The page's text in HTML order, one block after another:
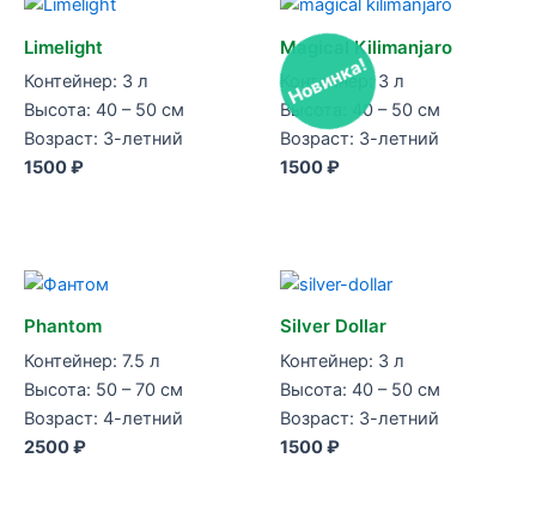
Limelight
Контейнер: 3 л
Высота: 40 – 50 см
Возраст: 3-летний
1500 ₽
Новинка!
Magical Kilimanjaro
Контейнер: 3 л
Высота: 40 – 50 см
Возраст: 3-летний
1500 ₽
Phantom
Контейнер: 7.5 л
Высота: 50 – 70 см
Возраст: 4-летний
2500 ₽
Silver Dollar
Контейнер: 3 л
Высота: 40 – 50 см
Возраст: 3-летний
1500 ₽